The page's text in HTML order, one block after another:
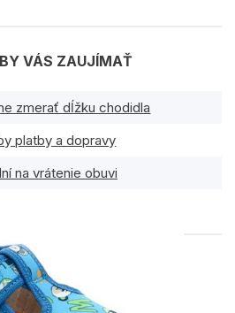
VÁS ZAUJÍMAŤ
zmerať dĺžku chodidla
platby a dopravy
na vrátenie obuvi
PRODUKTY